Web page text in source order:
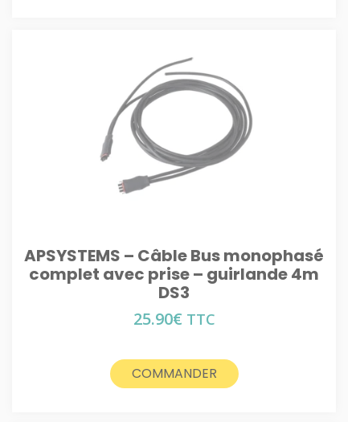
APSYSTEMS – Câble Bus monophasé
complet avec prise – guirlande 4m
DS3
25.90€ TTC
COMMANDER